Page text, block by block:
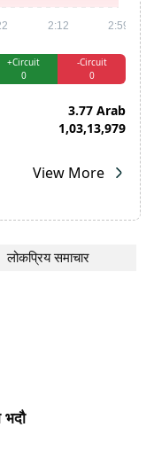
लोकप्रिय समाचार
भदौ